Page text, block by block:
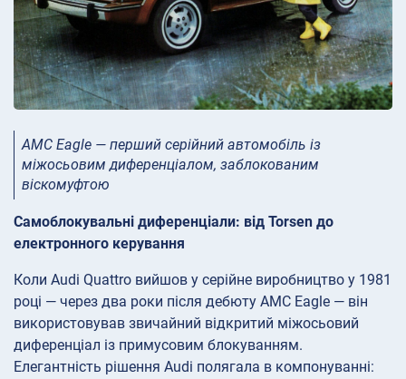
AMC Eagle — перший серійний автомобіль із
міжосьовим диференціалом, заблокованим
віскомуфтою
Самоблокувальні диференціали: від Torsen до
електронного керування
Коли Audi Quattro вийшов у серійне виробництво у 1981
році — через два роки після дебюту AMC Eagle — він
використовував звичайний відкритий міжосьовий
диференціал із примусовим блокуванням.
Елегантність рішення Audi полягала в компонуванні: